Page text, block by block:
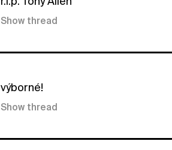
Show thread
výborné!
Show thread